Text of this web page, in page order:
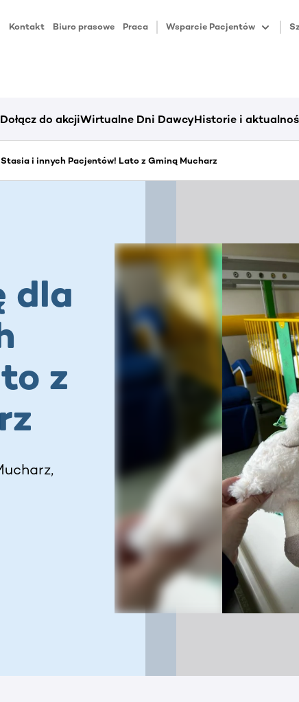
Kontakt Biuro prasowe Praca Wsparcie Pacjentów
Dołącz do akcjiWirtualne Dni DawcyHistorie i
i innych Pacjentów! Lato z Gminą Mucharz
dla
z